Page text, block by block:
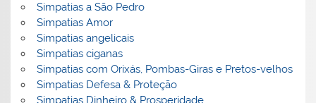
Simpatias a São Pedro
Simpatias Amor
Simpatias angelicais
Simpatias ciganas
Simpatias com Orixás, Pombas-Giras e Pretos-velhos
Simpatias Defesa & Proteção
Simpatias Dinheiro & Prosperidade